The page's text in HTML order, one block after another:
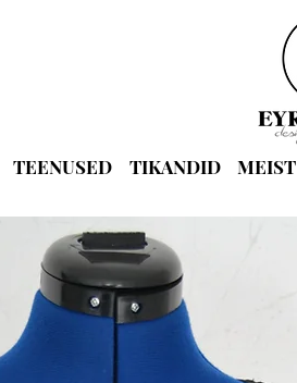
TEENUSED TIKANDID MEIST